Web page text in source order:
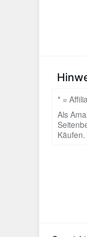
* =
Als
Käufen.